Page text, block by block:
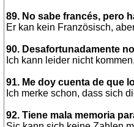
89. No sabe francés, pero
Er kan kein Französisch,
90. Desafortunadamente
Ich kann leider nicht
91. Me doy cuenta de que
Ich merke schon, dass sich
92. Tiene mala memoria